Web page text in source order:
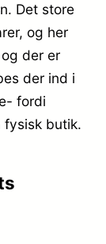
Det store
og her
der er
der ind i
fordi
fysisk butik.